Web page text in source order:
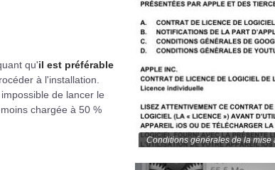
Conditions générales de la mise
qu'il est préférable
à l'installation.
de lancer le
chargée à 50 %